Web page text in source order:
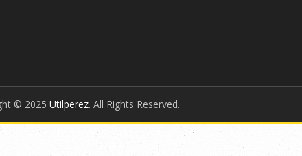
© 2025 Utilperez. All Rights Reserved.